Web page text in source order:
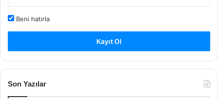
Beni hatırla
Kayıt Ol
Son Yazılar